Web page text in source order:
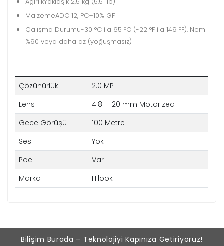
MalzemeADC 12, PC+10% GF
Çalışma Durumu-30 °C ila 65 °C (-22 °F ila 149 °F). Nem
%90 veya daha az (yoğuşmasız)
Çözünürlük
2.0 MP
Lens
4.8 - 120 mm Motorized
Gece Görüşü
100 Metre
Ses
Yok
Poe
Var
Marka
Hilook
Bilişim Burada – Teknolojiyi Kapınıza Getiriyoruz!